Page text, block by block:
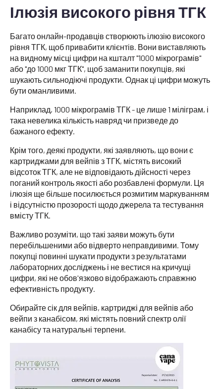
Ілюзія високого рівня ТГК
Багато онлайн-продавців створюють ілюзію високого
рівня ТГК, щоб привабити клієнтів. Вони виставляють
на видному місці цифри на кшталт "1000 мікрограмів"
або "до 1000 мкг ТГК", щоб заманити покупців, які
шукають сильнодіючі продукти. Однак ці цифри можуть
бути оманливими.
Наприклад, 1000 мікрограмів ТГК - це лише 1 міліграм, і
така невелика кількість навряд чи призведе до
бажаного ефекту.
Крім того, деякі продукти, які заявляють, що вони є
картриджами для вейпів з ТГК, містять високий
відсоток ТГК, але не відповідають дійсності через
поганий контроль якості або розбавлені формули. Ця
ілюзія ще більше посилюється розмитим маркуванням
і відсутністю прозорості щодо джерела та тестування
вмісту ТГК.
Важливо розуміти, що такі заяви можуть бути
перебільшеними або відверто неправдивими. Тому
покупці повинні шукати продукти з результатами
лабораторних досліджень і не вестися на кричущі
цифри, які не обов'язково відображають справжню
ефективність продукту.
Обирайте сік для вейпів, картриджі для вейпів або
вейпи з канабісом, які містять повний спектр олії
канабісу та натуральні терпени.